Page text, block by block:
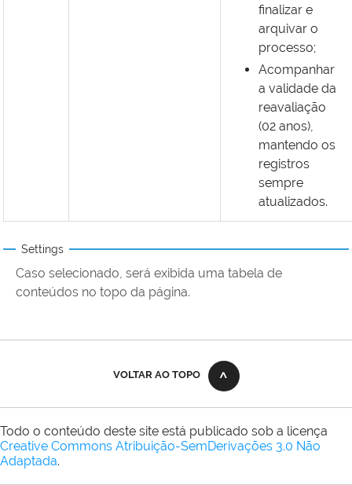
finalizar e
arquivar o
processo;
Acompanhar
a validade da
reavaliação
(02 anos),
mantendo os
registros
sempre
atualizados.
Settings
Caso selecionado, será exibida uma tabela de
conteúdos no topo da página.
VOLTAR AO TOPO
Todo o conteúdo deste site está publicado sob a licença
Creative Commons Atribuição-SemDerivações 3.0 Não
Adaptada.